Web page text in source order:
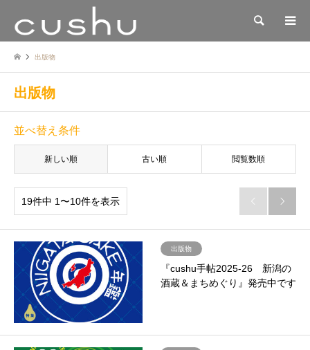
検索
出版物
出版物
並べ替え条件
新しい順 古い順 閲覧数順
19件中 1〜10件を表示  
出版物
『cushu手帖2025-26 新潟の
酒蔵＆まちめぐり』発売中です